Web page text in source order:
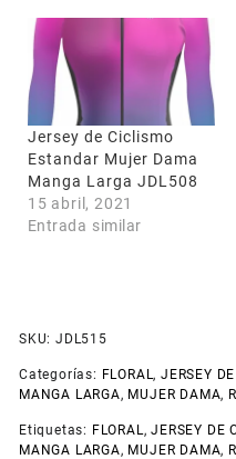
Jersey de Ciclismo
Estandar Mujer Dama
Manga Larga JDL508
15 abril, 2021
Entrada similar
SKU: JDL515
Categorías: FLORAL ,JERSEY
MANGA LARGA, MUJER DAMA,
Etiquetas: FLORAL ,JERSEY DE
MANGA LARGA, MUJER DAMA,